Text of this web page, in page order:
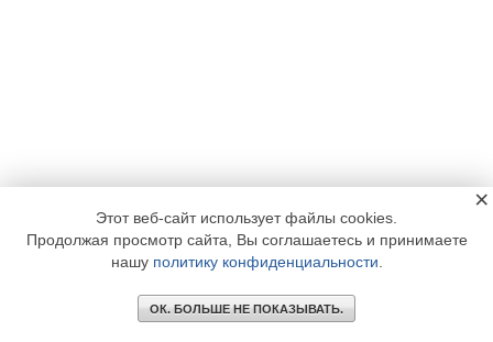
Этот веб-сайт использует файлы cookies.
Продолжая просмотр сайта, Вы соглашаетесь и принимаете
нашу политику конфиденциальности
ОК. БОЛЬШЕ НЕ ПОКАЗЫВАТЬ.
×